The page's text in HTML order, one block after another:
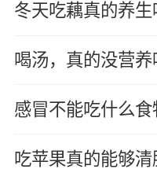
冬天吃藕真的养
喝汤，真的没营养
感冒不能吃什么
吃苹果真的能够清